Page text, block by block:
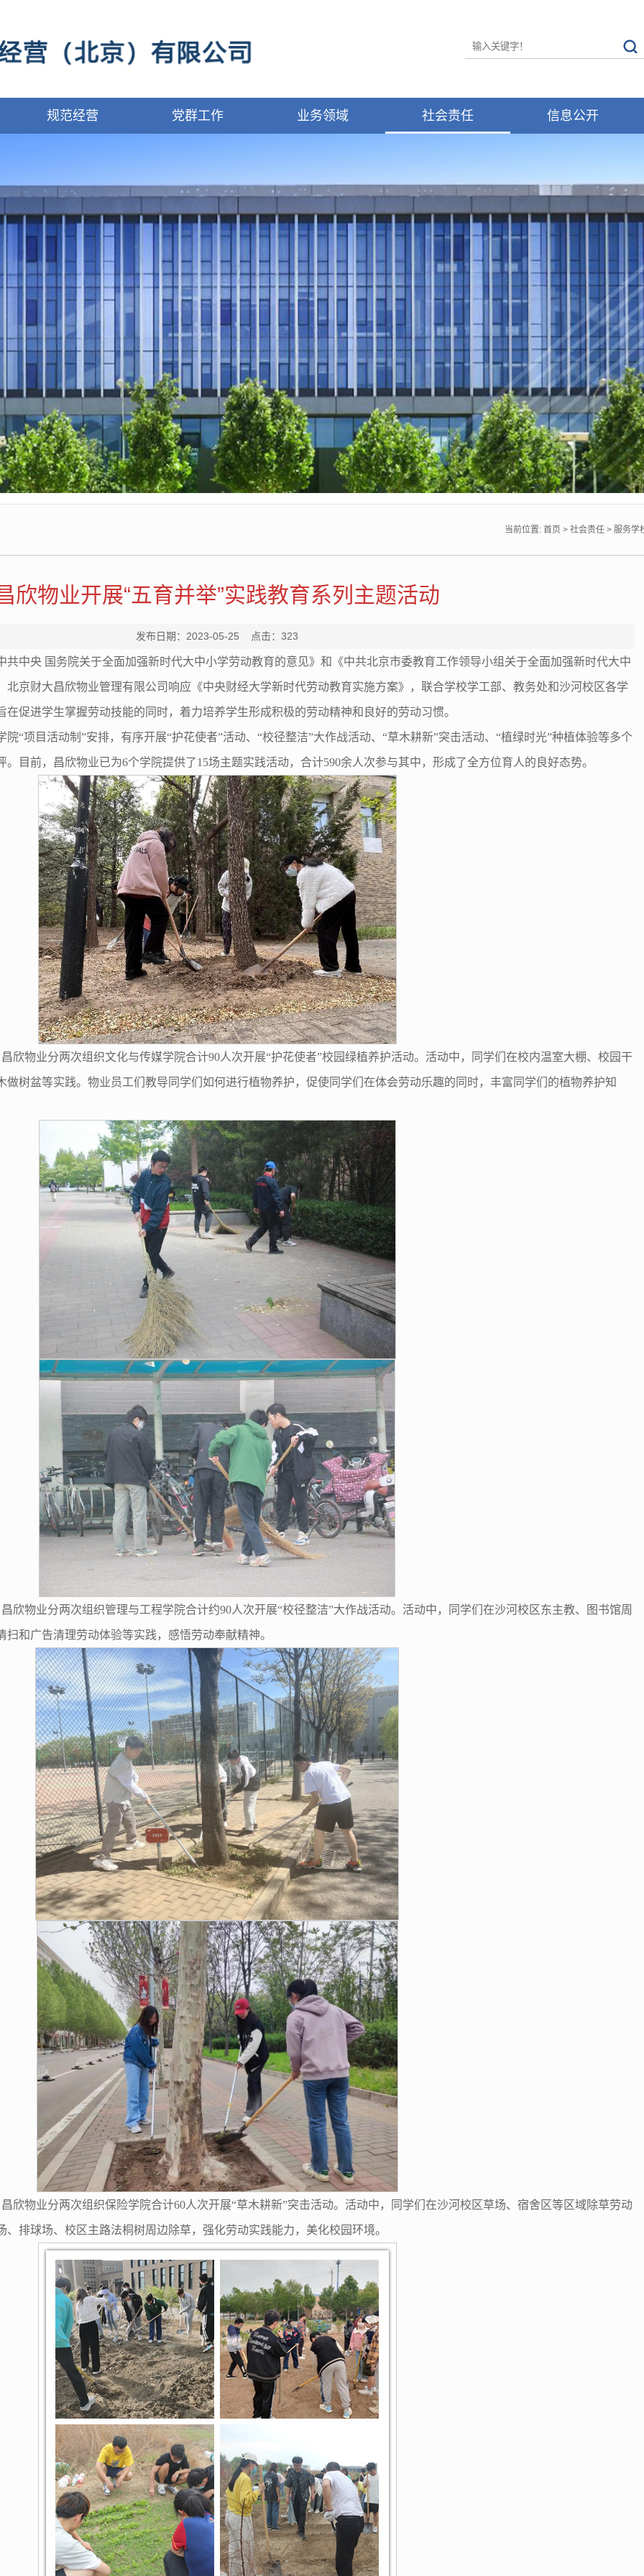
规范经营 党群工作 业务领域 社会责任 信息公开
当前位置: 首页 > 社会责任 > 服务学
欣物业开展“五育并举”实践教育系列主题活动
发布日期：2023-05-25 点击： 323
共中央 国务院关于全面加强新时代大中小学劳动教育的意见》和《中共北京市委教育工作领导小组关于全面加强新时代大中
北京财大昌欣物业管理有限公司响应《中央财经大学新时代劳动教育实施方案》，联合学校学工部、教务处和沙河校区各学
在促进学生掌握劳动技能的同时，着力培养学生形成积极的劳动精神和良好的劳动习惯。
院“项目活动制”安排，有序开展“护花使者”活动、“校径整洁”大作战活动、“草木耕新”突击活动、“植绿时光”种植体验等多个
目前，昌欣物业已为6个学院提供了15场主题实践活动，合计590余人次参与其中，形成了全方位育人的良好态势。
昌欣物业分两次组织文化与传媒学院合计90人次开展“护花使者”校园绿植养护活动。活动中，同学们在校内温室大棚、校园干
树盆等实践。物业员工们教导同学们如何进行植物养护，促使同学们在体会劳动乐趣的同时，丰富同学们的植物养护知
昌欣物业分两次组织管理与工程学院合计约90人次开展“校径整洁”大作战活动。活动中，同学们在沙河校区东主教、图书馆周
和广告清理劳动体验等实践，感悟劳动奉献精神。
昌欣物业分两次组织保险学院合计60人次开展“草木耕新”突击活动。活动中，同学们在沙河校区草场、宿舍区等区域除草劳动
排球场、校区主路法桐树周边除草，强化劳动实践能力，美化校园环境。